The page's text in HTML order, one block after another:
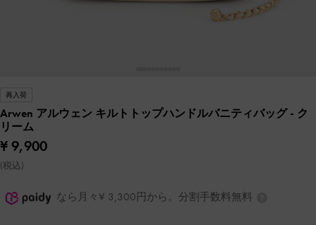
再入荷
Arwen アルウェン キルトトップハンドルバニティバッグ- ク
リーム
¥ 9,900
(税込)
なら月々¥ 3,300円から。分割手数料無料